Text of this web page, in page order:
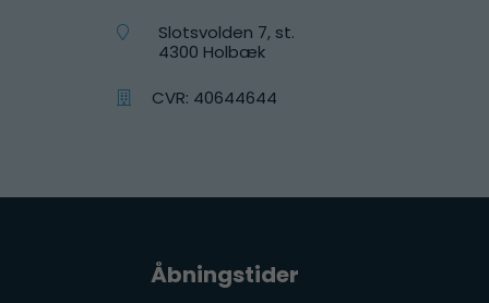
Slotsvolden 7, st.
4300 Holbæk
CVR: 40644644
Åbningstider